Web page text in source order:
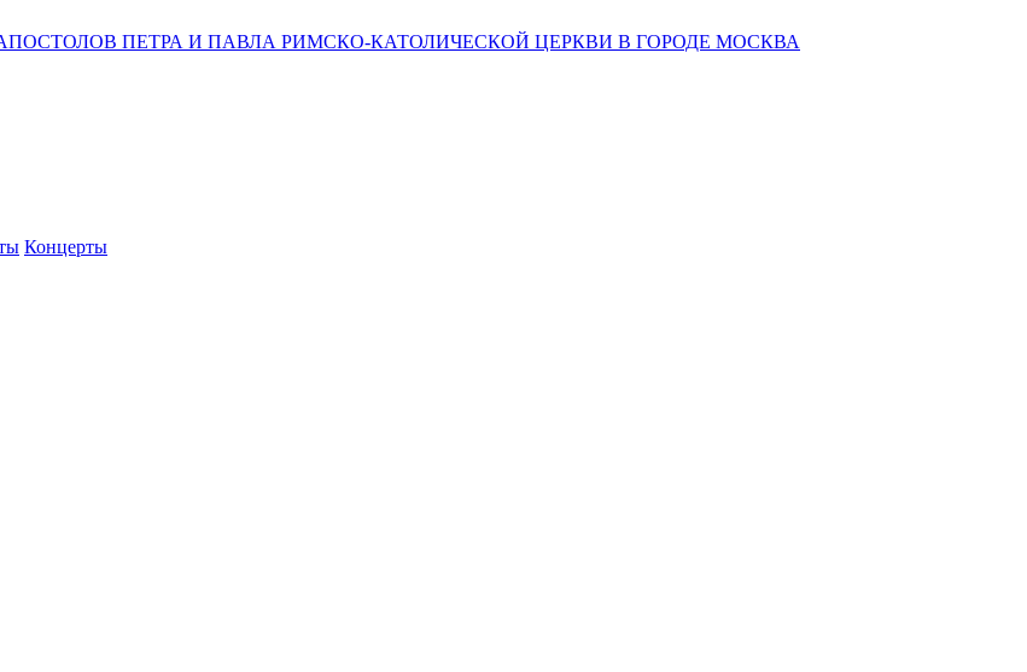
ПЕТРА И ПАВЛА РИМСКО-КАТОЛИЧЕСКОЙ ЦЕРКВИ В ГОРОДЕ МОСКВА
Концерты